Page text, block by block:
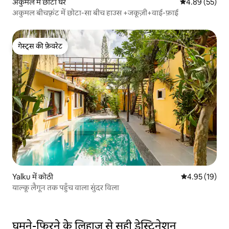
अकुमल बीचफ़्रंट में छोटा-सा बीच हाउस +जकूज़ी+वाई-फ़ाई
गेस्ट्स की फ़ेवरेट
गेस्ट्स की फ़ेवरेट
Yalku में कोठी औसत रेटिंग 5 में
4.95 (19)
याल्कू लैगून तक पहुँच वाला सुंदर विला
घूमने-फिरने के लिहाज़ से सही डेस्टिनेशन